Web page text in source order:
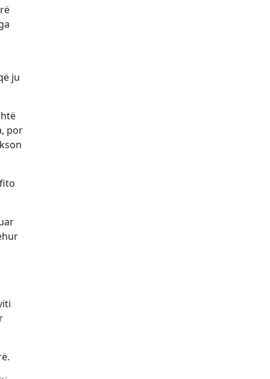
ju
por